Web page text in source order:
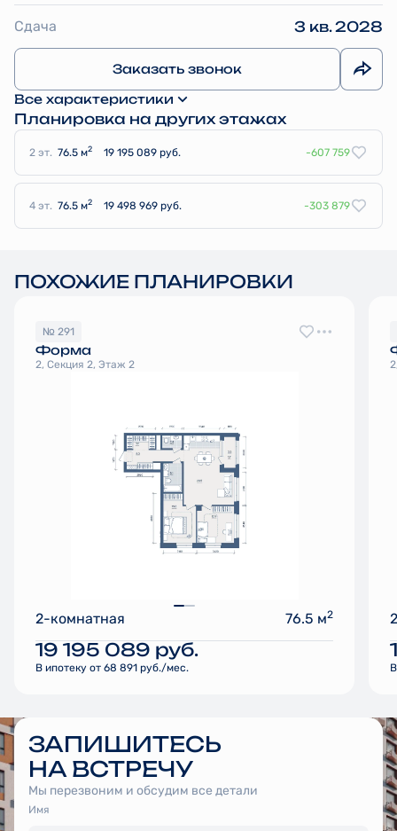
Сдача 3 кв. 2028
Заказать звонок
Все характеристики
Планировка на других этажах
2 эт. 76.5 м2 19 195 089 руб. -607 759
4 эт. 76.5 м2 19 498 969 руб. -303 879
ПОХОЖИЕ ПЛАНИРОВКИ
№ 291
Форма
2, Секция 2, Этаж 2
2-комнатная 76.5 м2
19 195 089 руб.
В ипотеку от 68 891 руб./мес.
ЗАПИШИТЕСЬ
НА ВСТРЕЧУ
Мы перезвоним и обсудим все детали
Имя